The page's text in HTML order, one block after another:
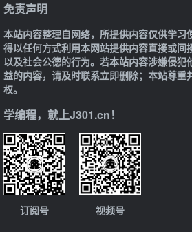
免责声明
本站内容整理自网络，所提供内容仅供学习
得以任何方式利用本网站提供内容直接或间
以及社会公德的行为。若本站内容涉嫌侵犯
益的内容，请及时联系立即删除；本站尊重
权。
学编程，就上J301.cn！
订阅号 视频号